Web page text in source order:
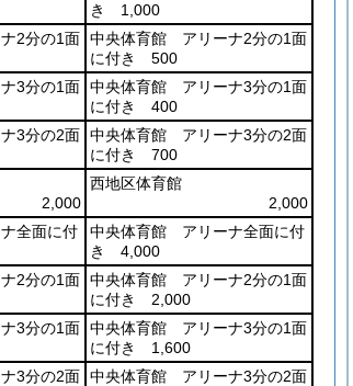
き 1,000
2分の1面 中央体育館 アリーナ2分の1面
に付き 500
3分の1面 中央体育館 アリーナ3分の1面
に付き 400
3分の2面 中央体育館 アリーナ3分の2面
に付き 700
2,000
西地区体育館
2,000
全面に付
中央体育館 アリーナ全面に付
き 4,000
2分の1面 中央体育館 アリーナ2分の1面
に付き 2,000
3分の1面 中央体育館 アリーナ3分の1面
に付き 1,600
3分の2面 中央体育館 アリーナ3分の2面